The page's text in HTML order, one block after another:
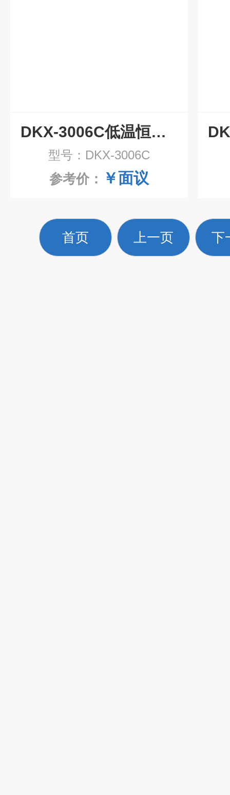
DKX-3006C低温恒温循环槽报价
型号：DKX-3006C
参考价： ￥面议
首页 上一页 下